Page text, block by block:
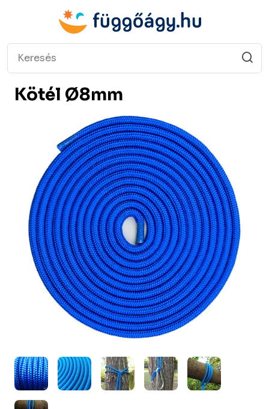
Kötél Ø8mm